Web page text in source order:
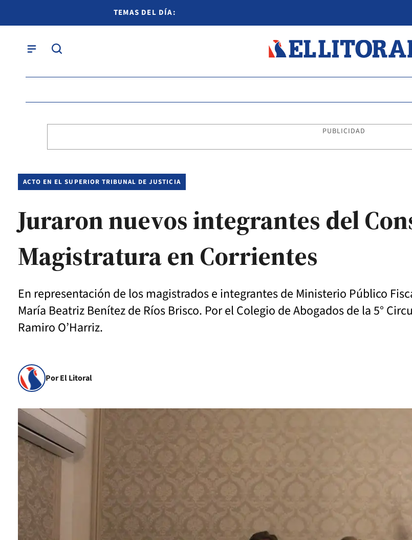
TEMAS DEL DÍA:
PUBLICIDAD
ACTO EN EL SUPERIOR TRIBUNAL DE JUSTICIA
Juraron nuevos integrantes del
Magistratura en Corrientes
En representación de los magistrados e integrantes de Ministerio Público
María Beatriz Benítez de Ríos Brisco. Por el Colegio de Abogados de la 5°
Ramiro O’Harriz.
Por El Litoral